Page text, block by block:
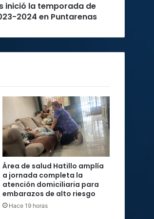
inició la temporada de
2024 en Puntarenas
Área de salud Hatillo amplía
a jornada completa la
atención domiciliaria para
embarazos de alto riesgo
Hace 19 horas